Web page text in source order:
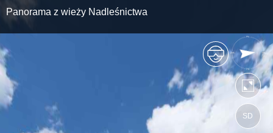
Panorama z wieży Nadleśnictwa
SD